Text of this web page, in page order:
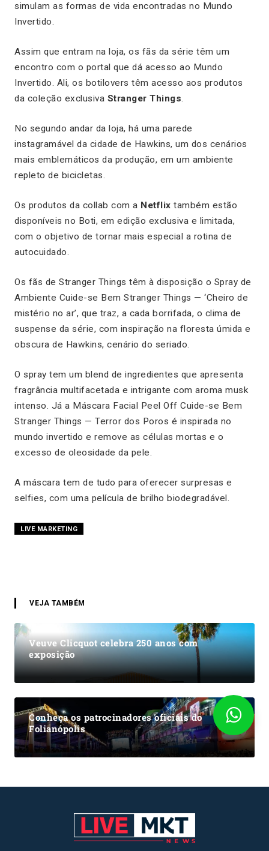
simulam as formas de vida encontradas no Mundo
Invertido.
Assim que entram na loja, os fãs da série têm um
encontro com o portal que dá acesso ao Mundo
Invertido. Ali, os botilovers têm acesso aos produtos
da coleção exclusiva Stranger Things.
No segundo andar da loja, há uma parede
instagramável da cidade de Hawkins, um dos cenários
mais emblemáticos da produção, em um ambiente
repleto de bicicletas.
Os produtos da collab com a Netflix também estão
disponíveis no Boti, em edição exclusiva e limitada,
com o objetivo de tornar mais especial a rotina de
autocuidado.
Os fãs de Stranger Things têm à disposição o Spray de
Ambiente Cuide-se Bem Stranger Things — ‘Cheiro de
mistério no ar’, que traz, a cada borrifada, o clima de
suspense da série, com inspiração na floresta úmida e
obscura de Hawkins, cenário do seriado.
O spray tem um blend de ingredientes que apresenta
fragrância multifacetada e intrigante com aroma musk
intenso. Já a Máscara Facial Peel Off Cuide-se Bem
Stranger Things — Terror dos Poros é inspirada no
mundo invertido e remove as células mortas e o
excesso de oleosidade da pele.
A máscara tem de tudo para oferecer surpresas e
selfies, com uma película de brilho biodegradável.
LIVE MARKETING
VEJA TAMBÉM
Veuve Clicquot celebra 250 anos com
exposição
Conheça os patrocinadores oficiais do
Folianópolis